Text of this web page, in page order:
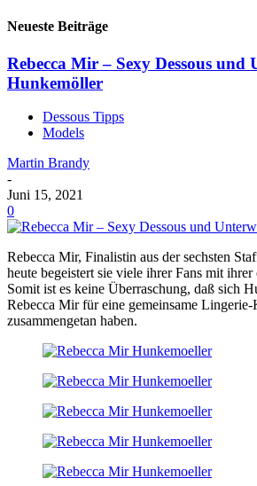
Neueste Beiträge
Rebecca Mir – Sexy Dessous und
Hunkemöller
Dessous Tipps
Models
Martin Brandy
-
Juni 15, 2021
0
Rebecca Mir, Finalistin aus der sechsten
heute begeistert sie viele ihrer Fans mit
Somit ist es keine Überraschung, daß sich
Rebecca Mir für eine gemeinsame
zusammengetan haben.